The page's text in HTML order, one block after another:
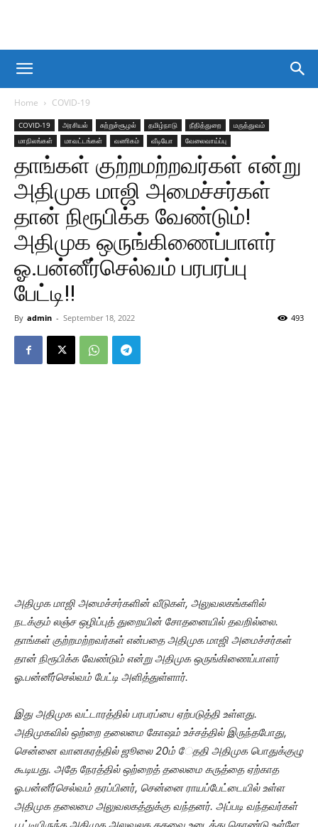
Home COVID-19
COVID-19 அரசியல் சுற்றுச்சூழல் தமிழ்நாடு நீதித்துறை
மருத்துவம்
மாநிலங்கள்
மாவட்டங்கள் வணிகம் வீடியோ வேலைவாய்ப்பு
தாங்கள் குற்றமற்றவர்கள் என்று
அதிமுக மாஜி அமைச்சர்கள்
தான் நிரூபிக்க வேண்டும்!
அதிமுக ஒருங்கிணைப்பாளர்
ஓ.பன்னீர்செல்வம் பரபரப்பு
பேட்டி!!
By admin - September 18, 2022 493
அதிமுக மாஜி அமைச்சர்களின் வீடுகள், அலுவலகங்களில்
நடக்கும் லஞ்ச ஒழிப்புத் துறையின் சோதனையில் தவறில்லை.
தாங்கள் குற்றமற்றவர்கள் என்பதை அதிமுக மாஜி அமைச்சர்கள்
தான் நிரூபிக்க வேண்டும் என்று அதிமுக ஒருங்கிணைப்பாளர்
ஓ.பன்னீர்செல்வம் பேட்டி அளித்துள்ளார்.
இது அதிமுக வட்டாரத்தில் பரபரப்பை ஏற்படுத்தி உள்ளது.
அதிமுகவில் ஒற்றை தலைமை கோஷம் உச்சத்தில் இருந்தபோது,
சென்னை வானகரத்தில் ஜூலை 20ம் ேததி அதிமுக பொதுக்குழு
கூடியது. அதே நேரத்தில் ஒற்றைத் தலைமை கருத்தை ஏற்காத
ஓ.பன்னீர்செல்வம் தரப்பினர், சென்னை ராயப்பேட்டையில் உள்ள
அதிமுக தலைமை அலுவலகத்துக்கு வந்தனர். அப்படி வந்தவர்கள்